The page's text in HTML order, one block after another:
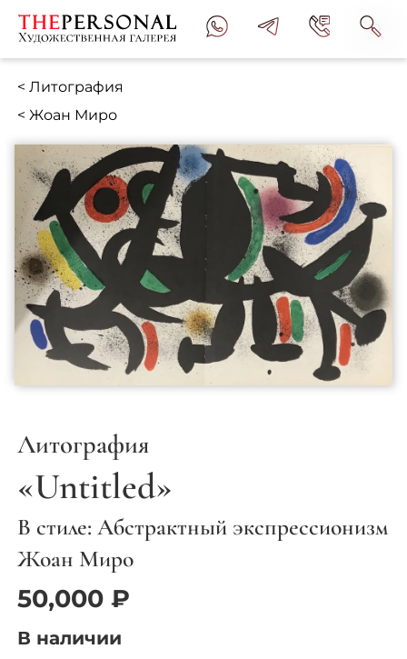
< Литография
< Жоан Миро
Литография
«Untitled»
В стиле: Абстрактный экспрессионизм
Жоан Миро
50,000₽
В наличии